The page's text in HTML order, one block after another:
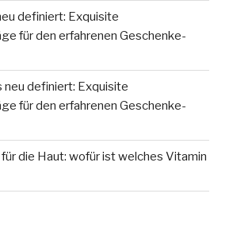
definiert: Exquisite
für den erfahrenen Geschenke-
neu definiert: Exquisite
für den erfahrenen Geschenke-
die Haut: wofür ist welches Vitamin